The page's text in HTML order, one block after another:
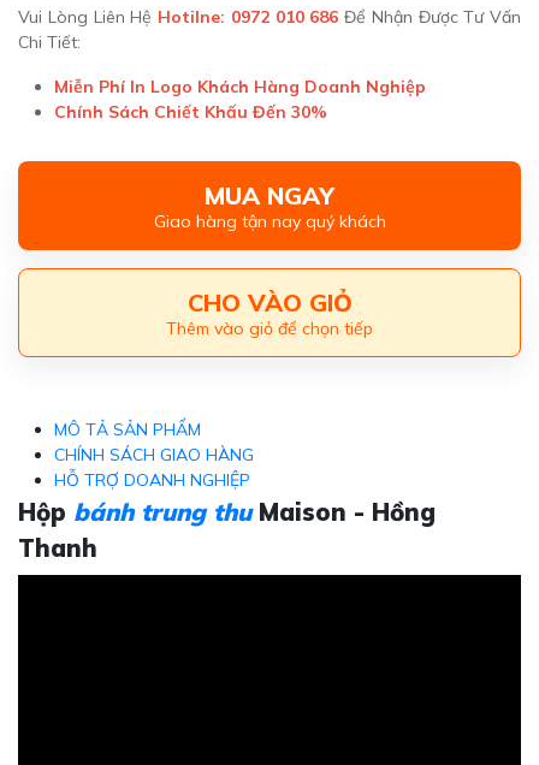
Vui Lòng Liên Hệ Hotilne: 0972 010 686 Để Nhận Được Tư Vấn
Chi Tiết:
Miễn Phí In Logo Khách Hàng Doanh Nghiệp
Chính Sách Chiết Khấu Đến 30%
MUA NGAY
Giao hàng tận nay quý khách
CHO VÀO GIỎ
Thêm vào giỏ để chọn tiếp
MÔ TẢ SẢN PHẨM
CHÍNH SÁCH GIAO HÀNG
HỖ TRỢ DOANH NGHIỆP
Hộp bánh trung thuMaison - Hồng
Thanh